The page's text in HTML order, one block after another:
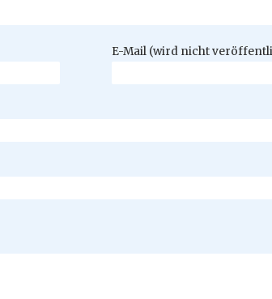
Pflichtfeld
E-Mail (wird nicht